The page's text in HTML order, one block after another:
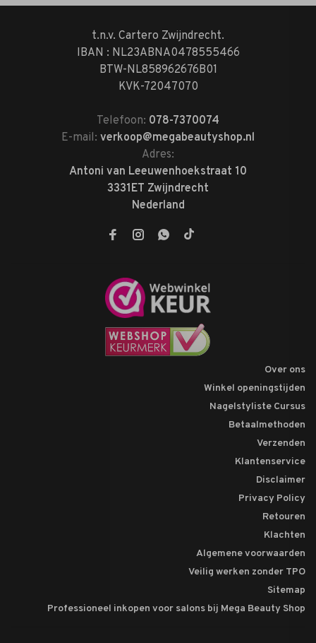
t.n.v. Cartero Zwijndrecht.
IBAN : NL23ABNA0478555466
BTW-NL858962676B01
KVK-72047070
Telefoon: 078-7370074
E-mail: verkoop@megabeautyshop.nl
Adres:
Antoni van Leeuwenhoekstraat 10
3331ET Zwijndrecht
Nederland
Over ons
Winkel openingstijden
Nagelstyliste Cursus
Betaalmethoden
Verzenden
Klantenservice
Disclaimer
Privacy Policy
Retouren
Klachten
Algemene voorwaarden
Veilig werken zonder TPO
Sitemap
Professioneel inkopen voor salons bij Mega Beauty Shop